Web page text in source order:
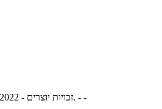
© זכויות יוצרים - 2010-2022: כל הזכויות שמורות. - -